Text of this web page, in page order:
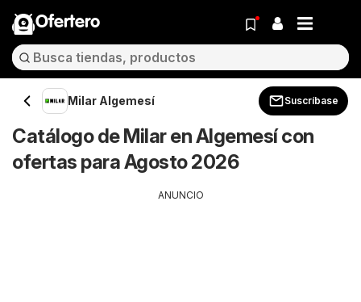
Ofertero
Milar Algemesí Suscríbase
Catálogo de Milar en Algemesí con
ofertas para Agosto 2026
ANUNCIO